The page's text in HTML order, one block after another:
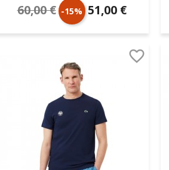
Prix
de
60,00 € -15% Prix
unitaire
51,00 €
